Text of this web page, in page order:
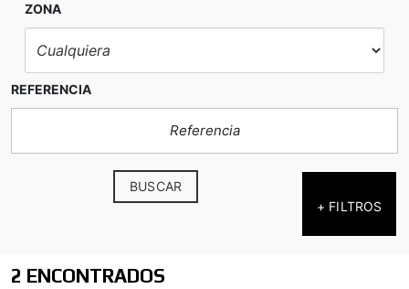
ZONA
REFERENCIA
+ FILTROS
BUSCAR
2 ENCONTRADOS